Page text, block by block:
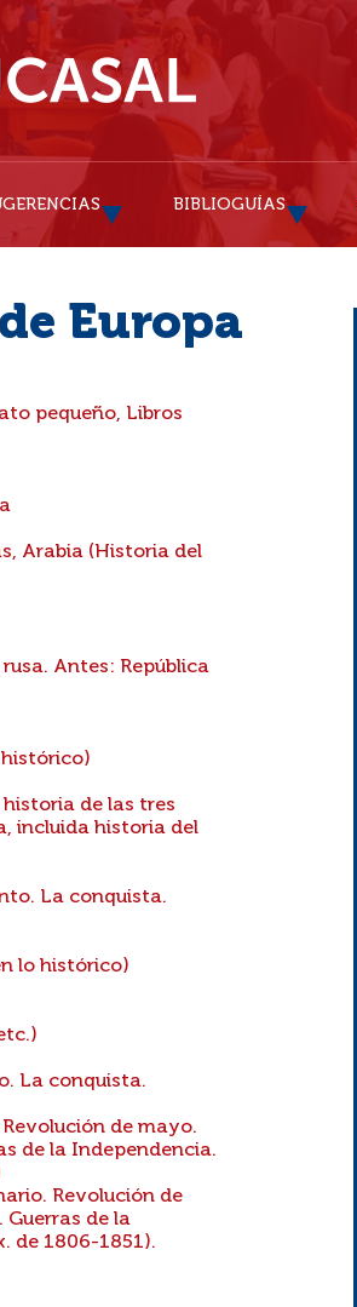
BIBLIOGUÍAS
Europa
pequeño, Libros
Arabia (Historia del
Antes: República
de las tres
incluida historia del
La conquista.
lo histórico)
La conquista.
de mayo.
de la Independencia.
Revolución de
de la
de 1806-1851).